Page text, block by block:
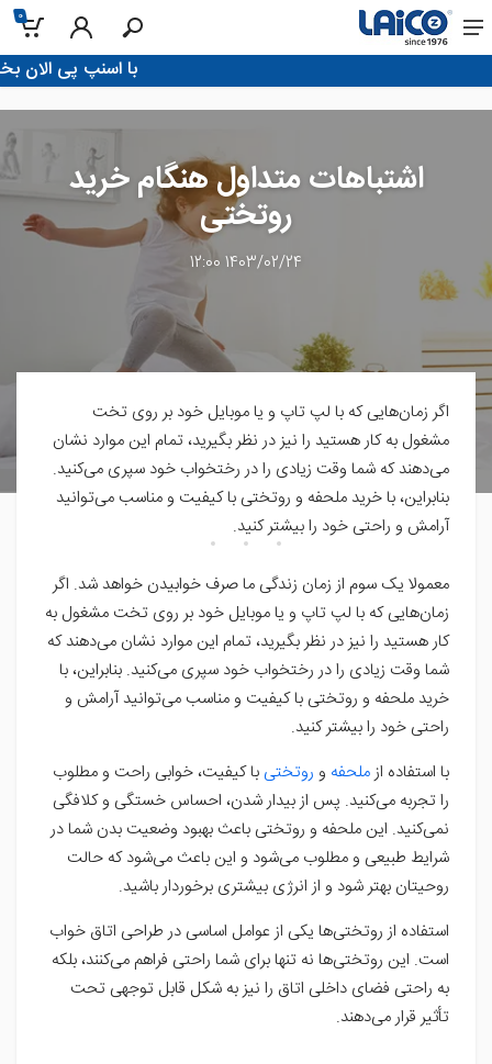
0
!با اسنپ پی الان بخر، تو 4 قسط
اشتباهات متداول هنگام خرید
روتختی
1403/02/24 12:00
اگر زمان‌هایی که با لپ تاپ و یا موبایل خود بر روی تخت
مشغول به کار هستید را نیز در نظر بگیرید، تمام این موارد نشان
می‌دهند که شما وقت زیادی را در رختخواب خود سپری می‌کنید.
بنابراین، با خرید ملحفه و روتختی با کیفیت و مناسب می‌توانید
آرامش و راحتی خود را بیشتر کنید.
معمولا یک سوم از زمان زندگی ما صرف خوابیدن خواهد شد. اگر
زمان‌هایی که با لپ تاپ و یا موبایل خود بر روی تخت مشغول به
کار هستید را نیز در نظر بگیرید، تمام این موارد نشان می‌دهند که
شما وقت زیادی را در رختخواب خود سپری می‌کنید. بنابراین، با
خرید ملحفه و روتختی با کیفیت و مناسب می‌توانید آرامش و
راحتی خود را بیشتر کنید.
با استفاده ازملحفه و روتختی با کیفیت، خوابی راحت و مطلوب
را تجربه می‌کنید. پس از بیدار شدن، احساس خستگی و کلافگی
نمی‌کنید. این ملحفه و روتختی باعث بهبود وضعیت بدن شما در
شرایط طبیعی و مطلوب می‌شود و این باعث می‌شود که حالت
روحیتان بهتر شود و از انرژی بیشتری برخوردار باشید.
استفاده از روتختی‌ها یکی از عوامل اساسی در طراحی اتاق خواب
است. این روتختی‌ها نه تنها برای شما راحتی فراهم می‌کنند، بلکه
به راحتی فضای داخلی اتاق را نیز به شکل قابل توجهی تحت
تأثیر قرار می‌دهند.